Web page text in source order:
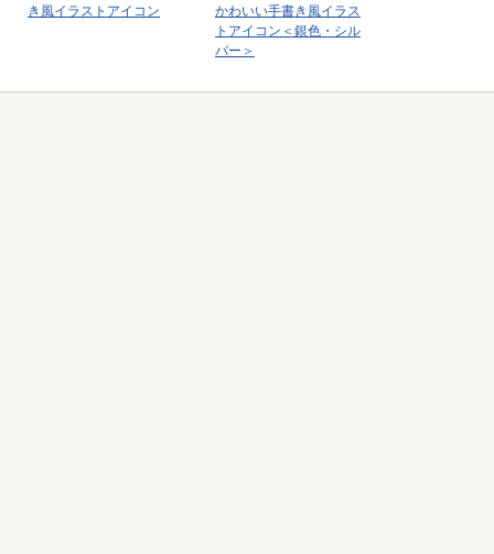
き風イラストアイコン
かわいい手書き風イラス
トアイコン＜銀色・シル
バー＞